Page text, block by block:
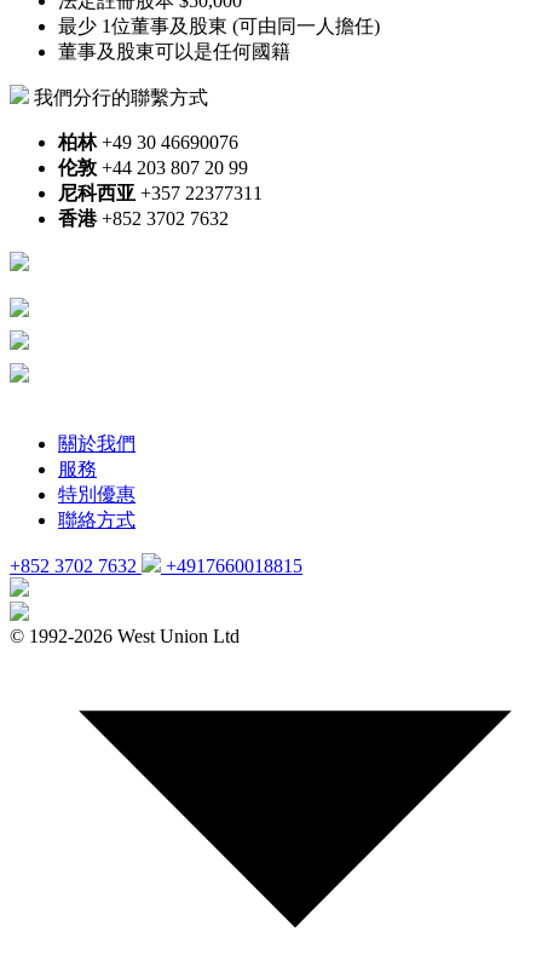
最少 1位董事及股東 (可由同一人擔任)
董事及股東可以是任何國籍
我們分行的聯繫方式
柏林 +49 30 46690076
伦敦 +44 203 807 20 99
尼科西亚 +357 22377311
香港 +852 3702 7632
關於我們
服務
特別優惠
聯絡方式
+852 3702 7632 +4917660018815
© 1992-2026 West Union Ltd